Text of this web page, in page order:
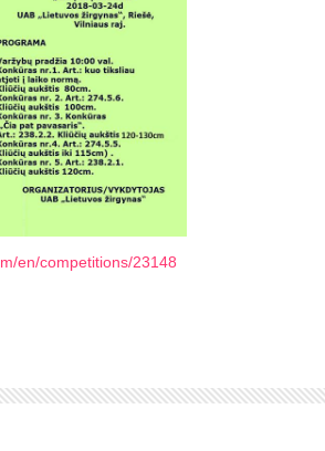
en/competitions/23148